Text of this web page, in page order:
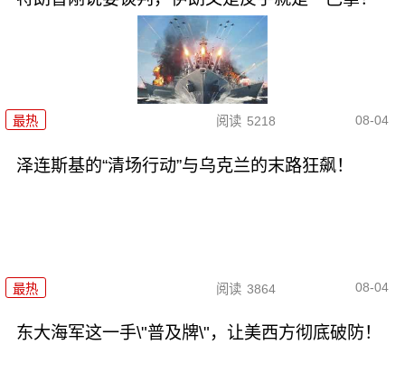
最热 阅读 5218 08-04
泽连斯基的“清场行动”与乌克兰的末路狂飙！
最热 阅读 3864 08-04
东大海军这一手\"普及牌\"，让美西方彻底破防！